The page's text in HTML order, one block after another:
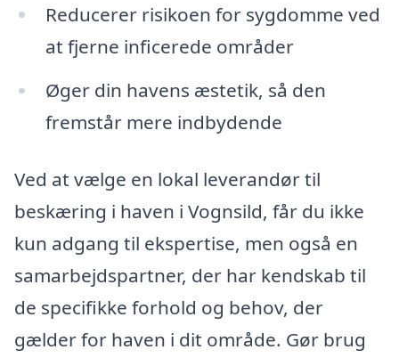
Reducerer risikoen for sygdomme ved
at fjerne inficerede områder
Øger din havens æstetik, så den
fremstår mere indbydende
Ved at vælge en lokal leverandør til
beskæring i haven i Vognsild, får du ikke
kun adgang til ekspertise, men også en
samarbejdspartner, der har kendskab til
de specifikke forhold og behov, der
gælder for haven i dit område. Gør brug